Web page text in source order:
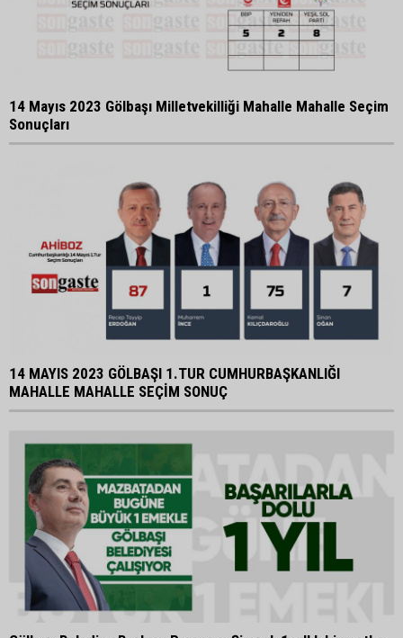
14 Mayıs 2023 Gölbaşı Milletvekilliği Mahalle Mahalle Seçim
Sonuçları
14 MAYIS 2023 GÖLBAŞI 1.TUR CUMHURBAŞKANLIĞI
MAHALLE MAHALLE SEÇİM SONUÇ